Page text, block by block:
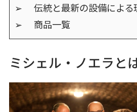
➢ 伝統と最新の設備による
➢ 商品一覧
ミシェル・ノエラと